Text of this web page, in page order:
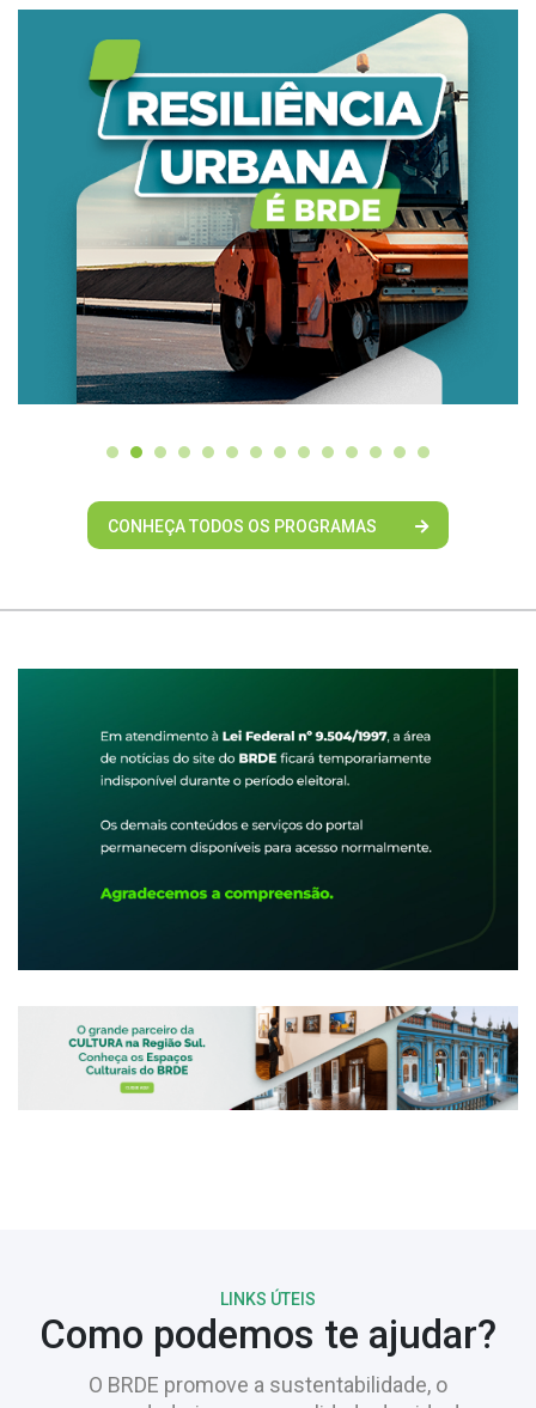
CONHEÇA TODOS OS PROGRAMAS
LINKS ÚTEIS
Como podemos te ajudar?
O BRDE promove a sustentabilidade, o